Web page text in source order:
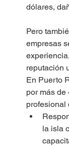
dólares,
Pero
empresas
reputación
En Puerto
por más de
profesional
la isla